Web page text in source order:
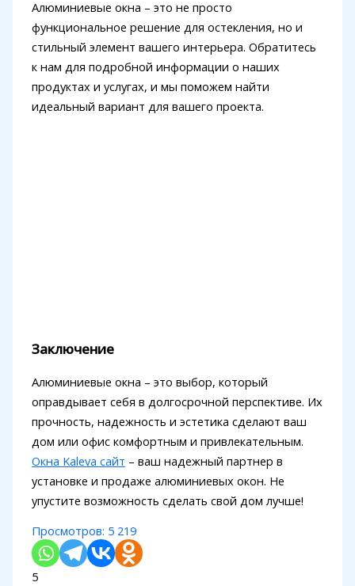
Алюминиевые окна – это не просто
функциональное решение для остекления, но и
стильный элемент вашего интерьера. Обратитесь
к нам для подробной информации о наших
продуктах и услугах, и мы поможем найти
идеальный вариант для вашего проекта.
Заключение
Алюминиевые окна – это выбор, который
оправдывает себя в долгосрочной перспективе. Их
прочность, надежность и эстетика сделают ваш
дом или офис комфортным и привлекательным.
Окна Kaleva сайт – ваш надежный партнер в
установке и продаже алюминиевых окон. Не
упустите возможность сделать свой дом лучше!
Просмотров: 5 219
5